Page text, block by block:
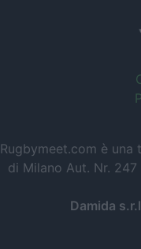
Rugbymeet.com è
di Milano Aut. Nr.
Damida